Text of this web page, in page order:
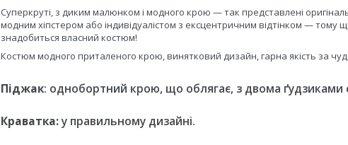
Суперкруті, з диким малюнком і модного крою — так представлені
модним хіпстером або індивідуалістом з ексцентричним відтінком —
знадобиться власний костюм!
Костюм модного приталеного крою, винятковий дизайн, гарна якість за
Піджак: однобортний крою, що облягає, з двома ґудзиками
Краватка:у правильному дизайні.